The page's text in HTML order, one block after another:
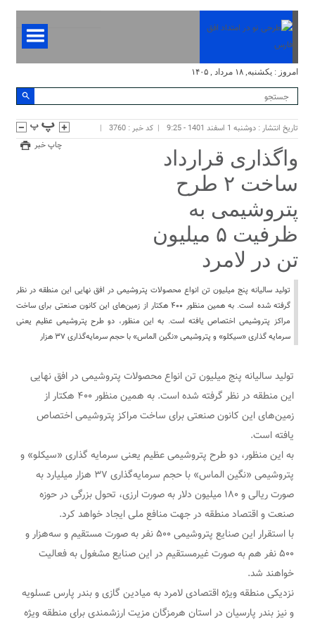
امروز : یکشنبه, ۱۸ مرداد , ۱۴۰۵
تاریخ انتشار : دوشنبه 1 اسفند 1401 - 9:25
کد خبر : 3760
چاپ خبر
واگذاری قرارداد
ساخت ۲ طرح
پتروشیمی به
ظرفیت ۵ میلیون
تن در لامرد
تولید سالیانه پنج میلیون تن انواع محصولات پتروشیمی در افق نهایی این منطقه در نظر
گرفته شده است. به همین منظور ۴۰۰ هکتار از زمین‌های این کانون صنعتی برای ساخت
مراکز پتروشیمی اختصاص یافته است. به این منظور، دو طرح پتروشیمی عظیم یعنی
سرمایه گذاری «سیکلو» و پتروشیمی «نگین الماس» با حجم سرمایه‌گذاری ۳۷ هزار
تولید سالیانه پنج میلیون تن انواع محصولات پتروشیمی در افق نهایی
این منطقه در نظر گرفته شده است. به همین منظور ۴۰۰ هکتار از
زمین‌های این کانون صنعتی برای ساخت مراکز پتروشیمی اختصاص
یافته است.
به این منظور، دو طرح پتروشیمی عظیم یعنی سرمایه گذاری «سیکلو» و
پتروشیمی «نگین الماس» با حجم سرمایه‌گذاری ۳۷ هزار میلیارد به
صورت ریالی و ۱۸۰ میلیون دلار به صورت ارزی، تحول بزرگی در حوزه
صنعت و اقتصاد منطقه در جهت منافع ملی ایجاد خواهد کرد.
با استقرار این صنایع پتروشیمی ۵۰۰ نفر به صورت مستقیم و سه‌هزار و
۵۰۰ نفر هم به صورت غیرمستقیم در این صنایع مشغول به فعالیت
خواهند شد.
نزدیکی منطقه ویژه اقتصادی لامرد به میادین گازی و بندر پارس عسلویه
و نیز بندر پارسیان در استان هرمزگان مزیت ارزشمندی برای منطقه ویژه